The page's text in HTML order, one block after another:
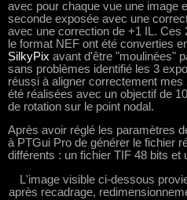
avec pour chaque vue une image
seconde exposée avec une
avec une correction de +1 IL. Ces
le format NEF ont été converties
SilkyPix avant d'être "moulinées"
sans problèmes identifié les 3
réussi à aligner correctement
été réalisées avec un objectif de
de rotation sur le point nodal.
Après avoir réglé les paramètres
à PTGui Pro de générer le fichier
différents : un fichier TIF 48 bits et
L'image visible ci-dessous
après recadrage,